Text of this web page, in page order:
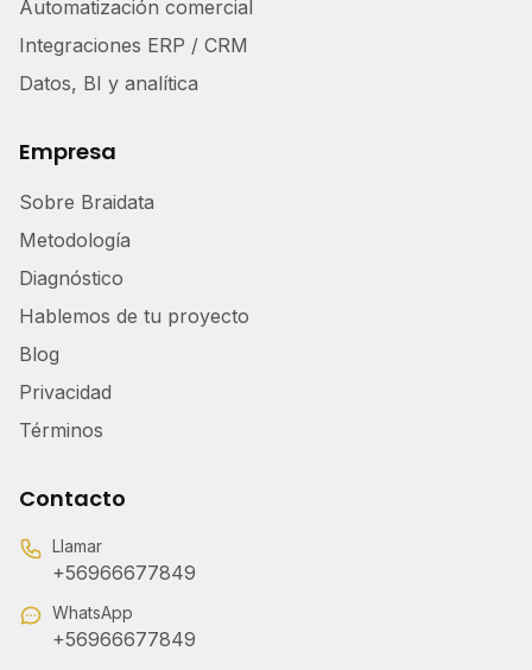
Automatización comercial
Integraciones ERP / CRM
Datos, BI y analítica
Empresa
Sobre Braidata
Metodología
Diagnóstico
Hablemos de tu proyecto
Blog
Privacidad
Términos
Contacto
Llamar
+56966677849
WhatsApp
+56966677849